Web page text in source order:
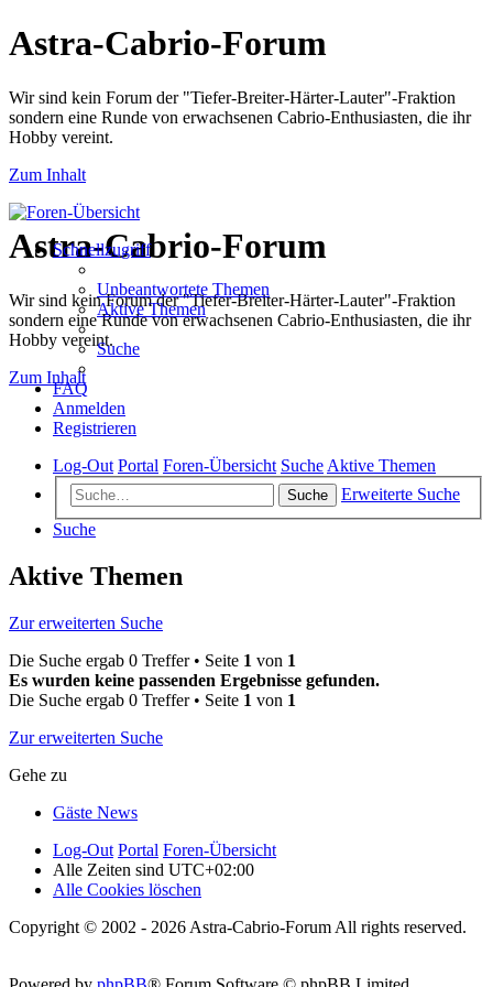
Astra-Cabrio-Forum
Wir sind kein Forum der "Tiefer-Breiter-Härter-Lauter"-Fraktion
sondern eine Runde von erwachsenen Cabrio-Enthusiasten, die ihr
Hobby vereint.
Zum Inhalt
Astra-Cabrio-Forum
Wir sind kein Forum der "Tiefer-Breiter-Härter-Lauter"-Fraktion
sondern eine Runde von erwachsenen Cabrio-Enthusiasten, die ihr
Hobby vereint.
Zum Inhalt
Schnellzugriff
Unbeantwortete Themen
Aktive Themen
Suche
FAQ
Anmelden
Registrieren
Log-Out Portal Foren-Übersicht Suche Aktive Themen
Suche
Erweiterte Suche
Suche
Aktive Themen
Zur erweiterten Suche
Die Suche ergab 0 Treffer • Seite 1 von 1
Es wurden keine passenden Ergebnisse gefunden.
Die Suche ergab 0 Treffer • Seite 1 von 1
Zur erweiterten Suche
Gehe zu
Gäste News
Log-Out Portal Foren-Übersicht
Alle Zeiten sind UTC+02:00
Alle Cookies löschen
Copyright © 2002 - 2026 Astra-Cabrio-Forum All rights reserved.